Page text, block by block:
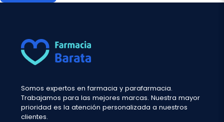
Somos expertos en farmacia y parafarmacia.
Trabajamos para las mejores marcas. Nuestra mayor
prioridad es la atención personalizada a nuestros
clientes.